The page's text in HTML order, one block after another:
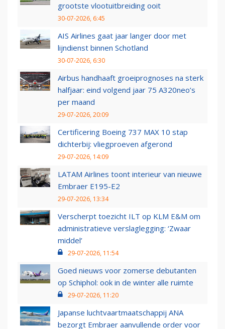
grootste vlootuitbreiding ooit
30-07-2026, 6:45
AIS Airlines gaat jaar langer door met
lijndienst binnen Schotland
30-07-2026, 6:30
Airbus handhaaft groeiprognoses na sterk
halfjaar: eind volgend jaar 75 A320neo’s
per maand
29-07-2026, 20:09
Certificering Boeing 737 MAX 10 stap
dichterbij: vliegproeven afgerond
29-07-2026, 14:09
LATAM Airlines toont interieur van nieuwe
Embraer E195-E2
29-07-2026, 13:34
Verscherpt toezicht ILT op KLM E&M om
administratieve verslaglegging: ‘Zwaar
middel’
29-07-2026, 11:54
Goed nieuws voor zomerse debutanten
op Schiphol: ook in de winter alle ruimte
29-07-2026, 11:20
Japanse luchtvaartmaatschappij ANA
bezorgt Embraer aanvullende order voor